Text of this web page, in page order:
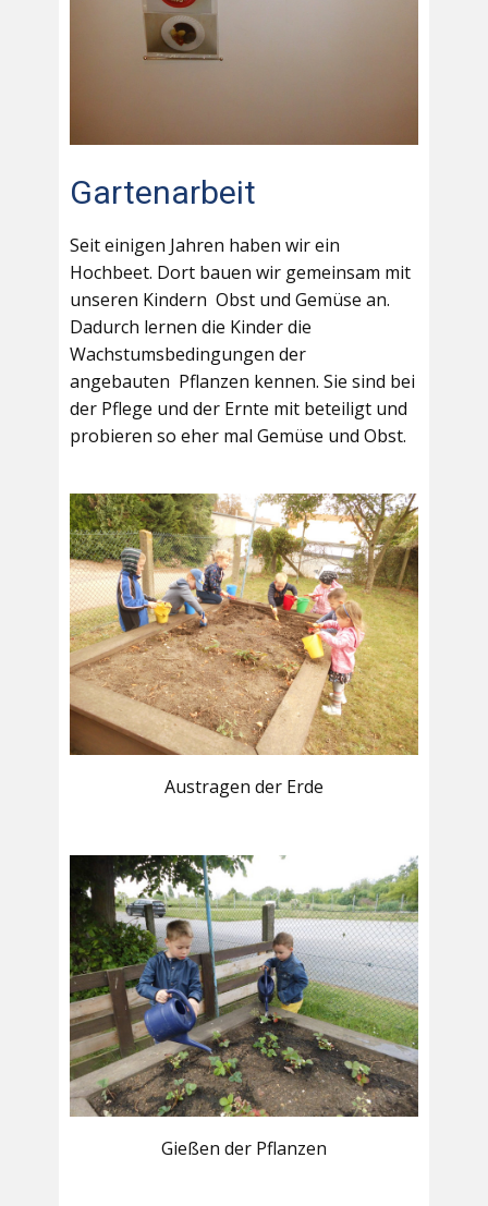
Gartenarbeit
Seit einigen Jahren haben wir ein
Hochbeet. Dort bauen wir gemeinsam mit
unseren Kindern Obst und Gemüse an.
Dadurch lernen die Kinder die
Wachstumsbedingungen der
angebauten Pflanzen kennen. Sie sind bei
der Pflege und der Ernte mit beteiligt und
probieren so eher mal Gemüse und Obst.
Austragen der Erde
Gießen der Pflanzen